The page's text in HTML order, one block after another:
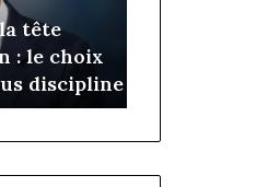
tête
: le choix
discipline
client
conquête